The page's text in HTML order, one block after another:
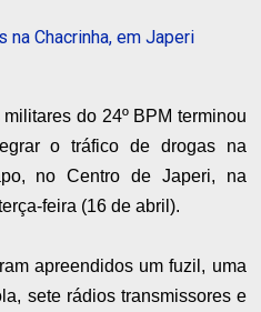
na Chacrinha, em Japeri
do 24º BPM terminou
o tráfico de drogas na
no Centro de Japeri, na
feira (16 de abril).
apreendidos um fuzil, uma
sete rádios transmissores e